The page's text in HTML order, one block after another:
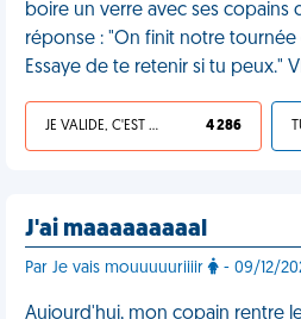
boire un verre avec ses copains
réponse : "On finit notre tournée
Essaye de te retenir si tu peux."
JE VALIDE, C'EST UNE VDM 4 286
J'ai maaaaaaaaal
Par Je vais mouuuuuriiiir - 09/12/
Aujourd'hui, mon copain rentre